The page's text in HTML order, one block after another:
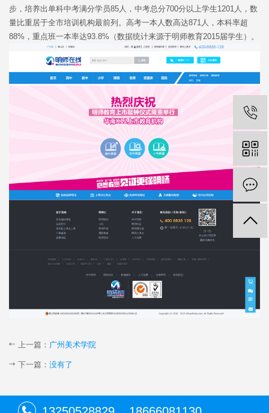
步，培养出单科中考满分学员85人，中考总分700分以上学生1201人，数
量比重居于全市培训机构最前列。高考一本人数高达871人，本科率超
88%，重点班一本率达93.8%（数据统计来源于明师教育2015届学生）。
上一篇： 广州美术学院
下一篇： 没有了